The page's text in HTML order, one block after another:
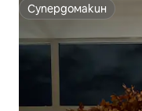
Супердомакин
Супердомакин